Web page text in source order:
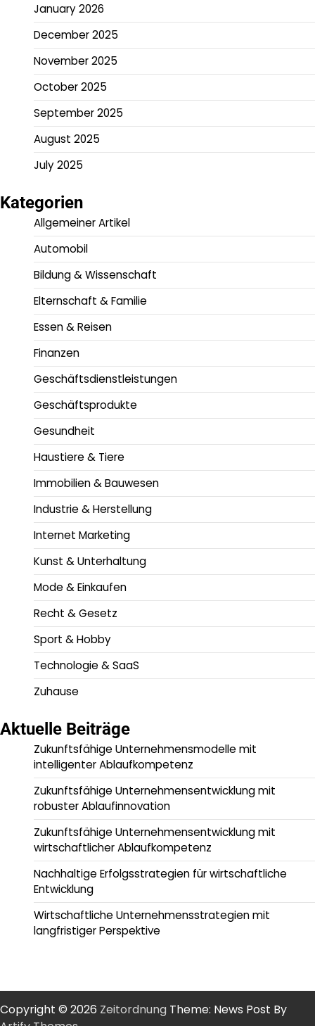
January 2026
December 2025
November 2025
October 2025
September 2025
August 2025
July 2025
Kategorien
Allgemeiner Artikel
Automobil
Bildung & Wissenschaft
Elternschaft & Familie
Essen & Reisen
Finanzen
Geschäftsdienstleistungen
Geschäftsprodukte
Gesundheit
Haustiere & Tiere
Immobilien & Bauwesen
Industrie & Herstellung
Internet Marketing
Kunst & Unterhaltung
Mode & Einkaufen
Recht & Gesetz
Sport & Hobby
Technologie & SaaS
Zuhause
Aktuelle Beiträge
Zukunftsfähige Unternehmensmodelle mit
intelligenter Ablaufkompetenz
Zukunftsfähige Unternehmensentwicklung mit
robuster Ablaufinnovation
Zukunftsfähige Unternehmensentwicklung mit
wirtschaftlicher Ablaufkompetenz
Nachhaltige Erfolgsstrategien für wirtschaftliche
Entwicklung
Wirtschaftliche Unternehmensstrategien mit
langfristiger Perspektive
Copyright © 2026 Zeitordnung Theme: News Post By